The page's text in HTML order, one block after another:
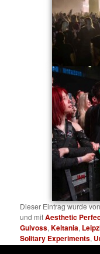
Dieser Eintrag wurde
und mitAesthetic
Gulvoss,Keltania,
Solitary Experiments,
verschlagwortet. Setze